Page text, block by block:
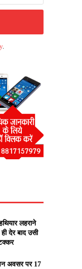
.
लहराने
देर बाद उसी
अवसर पर 17